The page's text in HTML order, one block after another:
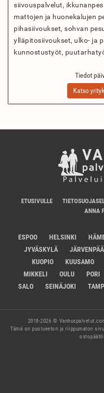
siivouspalvelut,
mattojen ja huonekalujen
pihasiivoukset, sohvan
ylläpitosiivoukset, ulko- ja
kunnostustyöt,
Tiedot
Katso
ETUSIVULLE
ANNA
ESPOO HELSINKI
JYVÄSKYLÄ
JÄRVENPÄÄ
KUOPIO
KUUSAMO
MIKKELI
OULU PORI
SALO
SEINÄJOKI
2018-2026 ©
Tämä on puolueeton ja riippumaton